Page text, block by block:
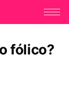
fólico?